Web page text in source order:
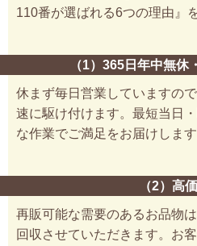
110番が選ばれる6つの理由』
（1）365日年中無休
休まず毎日営業していますの
速に駆け付けます。最短当日
な作業でご満足をお届けします
（2）高
再販可能な需要のあるお品物
回収させていただきます。お